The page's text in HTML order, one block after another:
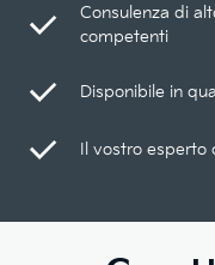
Consulenza di
competenti
Disponibile in
Il vostro esperto